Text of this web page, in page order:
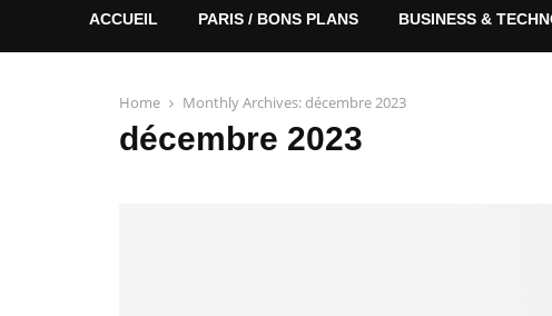
ACCUEIL PARIS / BONS PLANS BUSINESS &
Home Monthly Archives: décembre 2023
décembre 2023